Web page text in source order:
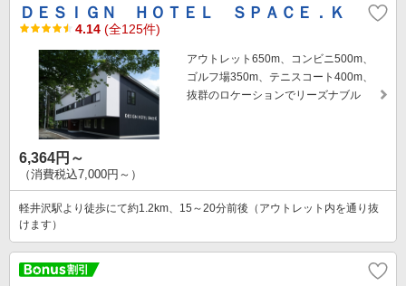
ＤＥＳＩＧＮ ＨＯＴＥＬ ＳＰＡＣＥ．Ｋ
4.14 (全125件)
アウトレット650m、コンビニ500m、
ゴルフ場350m、テニスコート400m、
抜群のロケーションでリーズナブル
6,364円～
（消費税込7,000円～）
軽井沢駅より徒歩にて約1.2km、15～20分前後（アウトレット内を通り抜
けます）